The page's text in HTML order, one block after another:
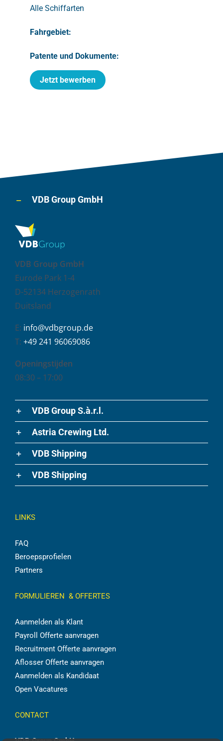
Alle Schiffarten
Fahrgebiet:
Patente und Dokumente:
Jetzt bewerben
VDB Group GmbH
VDB Group GmbH
Eurode Park 1-4
D-52134 Herzogenrath
Duitsland
E: info@vdbgroup.de
T: +49 241 96069086
Openingstijden
08:30 – 17:00
VDB Group S.à.r.l.
Astria Crewing Ltd.
VDB Shipping
VDB Shipping
LINKS
FAQ
Beroepsprofielen
Partners
FORMULIEREN & OFFERTES
Aanmelden als Klant
Payroll Offerte aanvragen
Recruitment Offerte aanvragen
Aflosser Offerte aanvragen
Aanmelden als Kandidaat
Open Vacatures
CONTACT